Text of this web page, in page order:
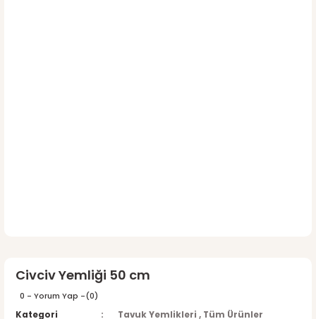
Civciv Yemliği 50 cm
0 - Yorum Yap -(0)
Kategori
Tavuk Yemlikleri , Tüm Ürünler